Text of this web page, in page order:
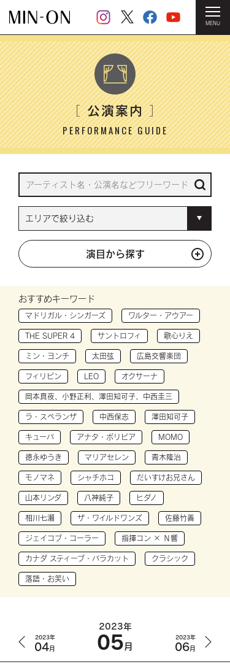
MENU
HOME ＞ 公演案内
［公演案内］
PERFORMANCE GUIDE
演目から探す
おすすめキーワード
マドリガル・シンガーズ ワルター・アウアー
THE SUPER 4 サントロフィ 歌心りえ
ミン・ヨンチ 太田弦 広島交響楽団
フィリピン LEO オクサーナ
岡本真夜、小野正利、澤田知可子、中西圭三
ラ・スペランザ 中西保志 澤田知可子
キューバ アナタ・ボリビア MOMO
徳永ゆうき マリアセレン 青木隆治
モノマネ シャチホコ だいすけお兄さん
山本リンダ 八神純子 ヒダノ
相川七瀬 ザ・ワイルドワンズ 佐藤竹善
ジェイコブ・コーラー 指揮コン × Ｎ響
カナダ スティーブ・バラカット クラシック
落語・お笑い
2023年
04月
2023年
05月
2023年
06月